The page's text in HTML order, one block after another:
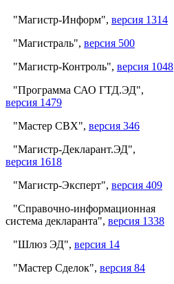
"Магистр-Информ", версия 1314
"Магистраль", версия 500
"Магистр-Контроль", версия 1048
"Программа САО ГТД.ЭД",
версия 1479
"Мастер СВХ", версия 346
"Магистр-Декларант.ЭД",
версия 1618
"Магистр-Эксперт", версия 409
"Справочно-информационная
система декларанта", версия 1338
"Шлюз ЭД", версия 14
"Мастер Сделок", версия 84